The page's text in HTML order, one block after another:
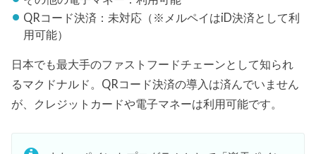
QRコード決済：未対応（※メルペイはiD決済として利
用可能）
日本でも最大手のファストフードチェーンとして知られ
るマクドナルド。QRコード決済の導入は済んでいません
が、クレジットカードや電子マネーは利用可能です。